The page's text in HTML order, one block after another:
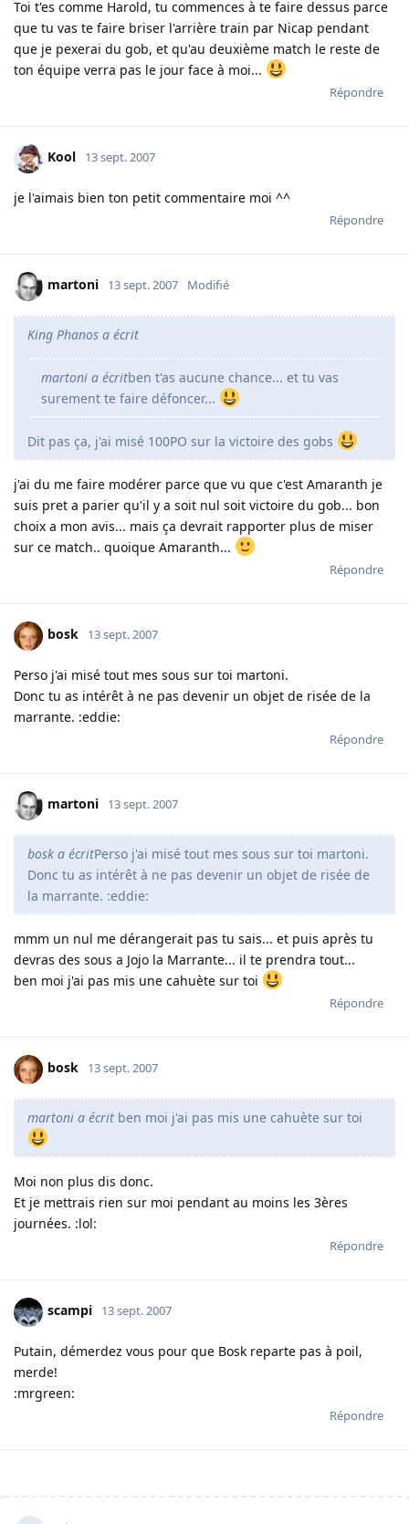
Toi t'es comme Harold, tu commences à te faire dessus parce
que tu vas te faire briser l'arrière train par Nicap pendant
que je pexerai du gob, et qu'au deuxième match le reste de
ton équipe verra pas le jour face à moi...
Répondre
Kool 13 sept. 2007
je l'aimais bien ton petit commentaire moi ^^
Répondre
martoni 13 sept. 2007 Modifié
King Phanos a écrit
martoni a écritben t'as aucune chance... et tu vas
surement te faire défoncer...
Dit pas ça, j'ai misé 100PO sur la victoire des gobs
j'ai du me faire modérer parce que vu que c'est Amaranth je
suis pret a parier qu'il y a soit nul soit victoire du gob... bon
choix a mon avis... mais ça devrait rapporter plus de miser
sur ce match.. quoique Amaranth...
Répondre
bosk 13 sept. 2007
Perso j'ai misé tout mes sous sur toi martoni.
Donc tu as intérêt à ne pas devenir un objet de risée de la
marrante. :eddie:
Répondre
martoni 13 sept. 2007
bosk a écritPerso j'ai misé tout mes sous sur toi martoni.
Donc tu as intérêt à ne pas devenir un objet de risée de
la marrante. :eddie:
mmm un nul me dérangerait pas tu sais... et puis après tu
devras des sous a Jojo la Marrante... il te prendra tout...
ben moi j'ai pas mis une cahuète sur toi
Répondre
bosk 13 sept. 2007
martoni a écrit ben moi j'ai pas mis une cahuète sur toi
Moi non plus dis donc.
Et je mettrais rien sur moi pendant au moins les 3ères
journées. :lol:
Répondre
scampi 13 sept. 2007
Putain, démerdez vous pour que Bosk reparte pas à poil,
merde!
:mrgreen:
Répondre